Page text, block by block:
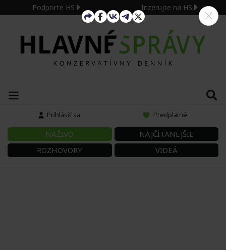
Podporte HS Inzerujte na HS
Prihlásiť sa Predplatné
NAŽIVO
NAJČÍTANEJŠIE
ROZHOVORY
VIDEÁ